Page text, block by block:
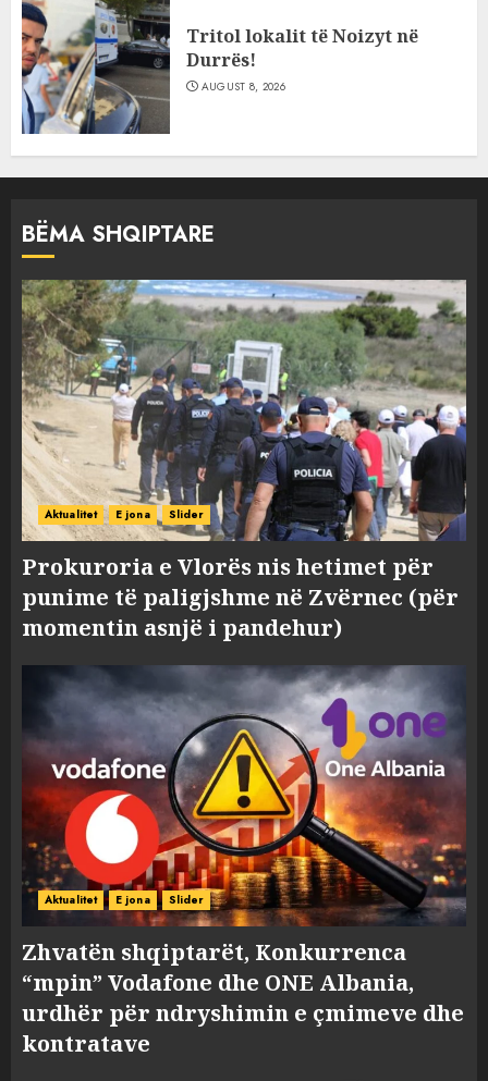
Tritol lokalit të Noizyt në
Durrës!
AUGUST 8, 2026
BËMA SHQIPTARE
Aktualitet E jona Slider
Prokuroria e Vlorës nis hetimet për
punime të paligjshme në Zvërnec (për
momentin asnjë i pandehur)
Aktualitet E jona Slider
Zhvatën shqiptarët, Konkurrenca
“mpin” Vodafone dhe ONE Albania,
urdhër për ndryshimin e çmimeve dhe
kontratave